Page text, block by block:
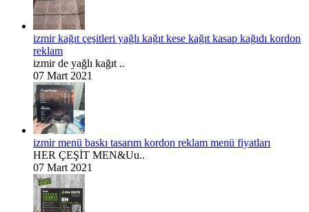
izmir kağıt çeşitleri yağlı kağıt kese kağıt kasap kağıdı kordon
reklam
izmir de yağlı kağıt ..
07 Mart 2021
izmir menü baskı tasarım kordon reklam menü fiyatları
HER ÇEŞİT MEN&Uu..
07 Mart 2021